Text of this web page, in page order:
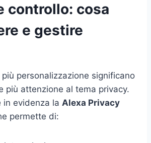
controllo: cosa
e gestire
personalizzazione significano
più attenzione al tema privacy.
in evidenza la Alexa Privacy
permette di: